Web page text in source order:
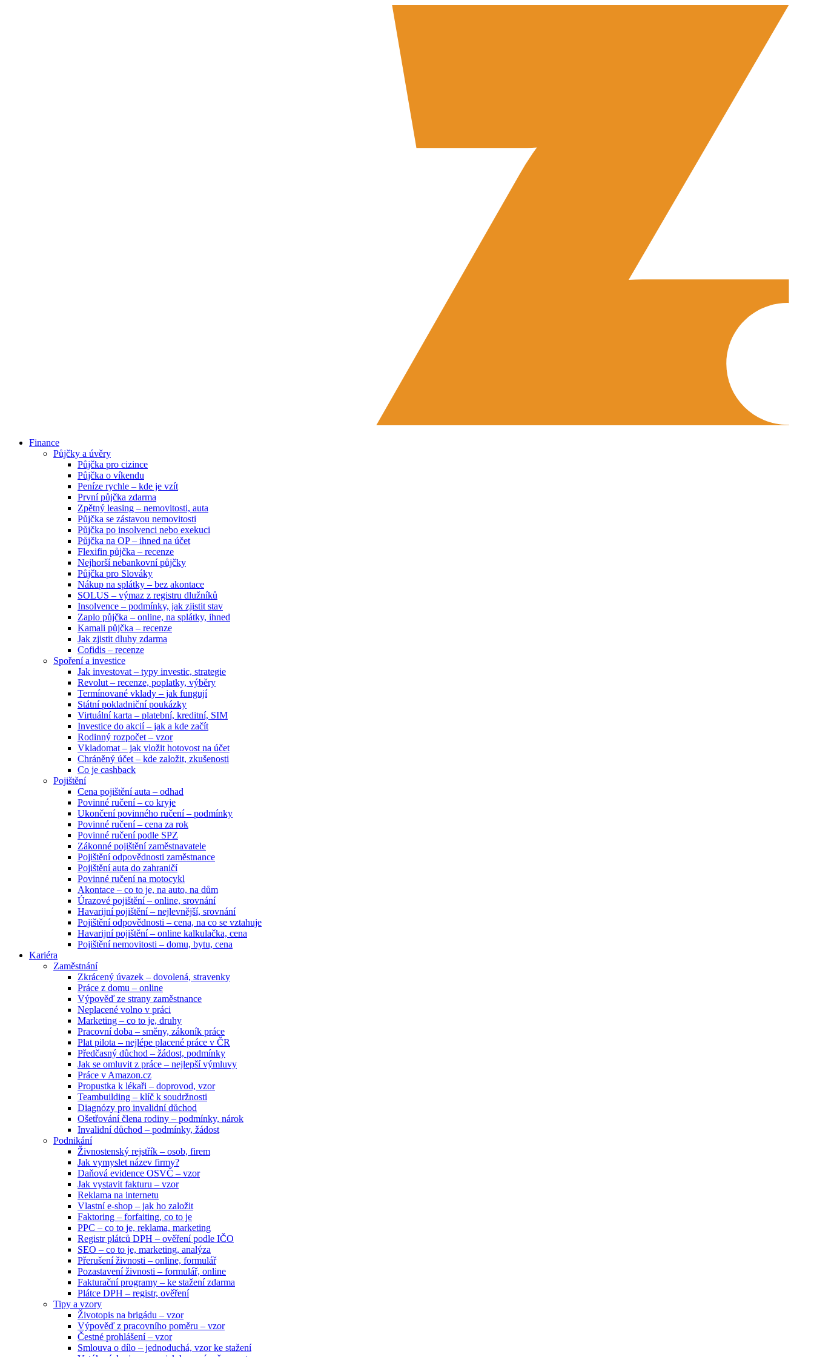
Finance
Půjčky a úvěry
Půjčka pro cizince
Půjčka o víkendu
Peníze rychle – kde je vzít
První půjčka zdarma
Zpětný leasing – nemovitosti, auta
Půjčka se zástavou nemovitosti
Půjčka po insolvenci nebo exekuci
Půjčka na OP – ihned na účet
Flexifin půjčka – recenze
Nejhorší nebankovní půjčky
Půjčka pro Slováky
Nákup na splátky – bez akontace
SOLUS – výmaz z registru dlužníků
Insolvence – podmínky, jak zjistit stav
Zaplo půjčka – online, na splátky, ihned
Kamali půjčka – recenze
Jak zjistit dluhy zdarma
Cofidis – recenze
Spoření a investice
Jak investovat – typy investic, strategie
Revolut – recenze, poplatky, výběry
Termínované vklady – jak fungují
Státní pokladniční poukázky
Virtuální karta – platební, kreditní, SIM
Investice do akcií – jak a kde začít
Rodinný rozpočet – vzor
Vkladomat – jak vložit hotovost na účet
Chráněný účet – kde založit, zkušenosti
Co je cashback
Pojištění
Cena pojištění auta – odhad
Povinné ručení – co kryje
Ukončení povinného ručení – podmínky
Povinné ručení – cena za rok
Povinné ručení podle SPZ
Zákonné pojištění zaměstnavatele
Pojištění odpovědnosti zaměstnance
Pojištění auta do zahraničí
Povinné ručení na motocykl
Akontace – co to je, na auto, na dům
Úrazové pojištění – online, srovnání
Havarijní pojištění – nejlevnější, srovnání
Pojištění odpovědnosti – cena, na co se vztahuje
Havarijní pojištění – online kalkulačka, cena
Pojištění nemovitosti – domu, bytu, cena
Kariéra
Zaměstnání
Zkrácený úvazek – dovolená, stravenky
Práce z domu – online
Výpověď ze strany zaměstnance
Neplacené volno v práci
Marketing – co to je, druhy
Pracovní doba – směny, zákoník práce
Plat pilota – nejlépe placené práce v ČR
Předčasný důchod – žádost, podmínky
Jak se omluvit z práce – nejlepší výmluvy
Práce v Amazon.cz
Propustka k lékaři – doprovod, vzor
Teambuilding – klíč k soudržnosti
Diagnózy pro invalidní důchod
Ošetřování člena rodiny – podmínky, nárok
Invalidní důchod – podmínky, žádost
Podnikání
Živnostenský rejstřík – osob, firem
Jak vymyslet název firmy?
Daňová evidence OSVČ – vzor
Jak vystavit fakturu – vzor
Reklama na internetu
Vlastní e-shop – jak ho založit
Faktoring – forfaiting, co to je
PPC – co to je, reklama, marketing
Registr plátců DPH – ověření podle IČO
SEO – co to je, marketing, analýza
Přerušení živnosti – online, formulář
Pozastavení živnosti – formulář, online
Fakturační programy – ke stažení zdarma
Plátce DPH – registr, ověření
Tipy a vzory
Životopis na brigádu – vzor
Výpověď z pracovního poměru – vzor
Čestné prohlášení – vzor
Smlouva o dílo – jednoduchá, vzor ke stažení